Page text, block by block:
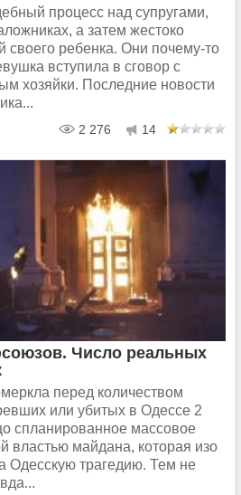
процесс над супругами,
а затем жестоко
своего ребенка. Они почему-то
вступила в сговор с
хозяйки. Последние новости
2 276 14
Число реальных
перед количеством
или убитых в Одессе 2
спланированное массовое
властью майдана, которая изо
Одесскую трагедию. Тем не